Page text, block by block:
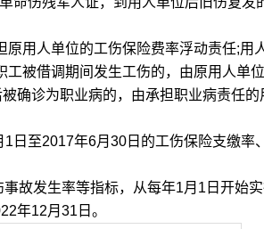
人单位的工伤保险费率浮动责任;用
被借调期间发生工伤的，由原用人单
确诊为职业病的，由承担职业病责任
至2017年6月30日的工伤保险支缴率
发生率等指标，从每年1月1日开始实
年12月31日。